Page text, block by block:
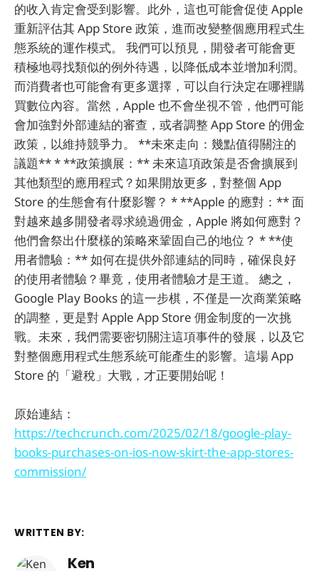
的收入肯定會受到影響。此外，這也可能會促使 Apple
重新評估其 App Store 政策，進而改變整個應用程式生
態系統的運作模式。 我們可以預見，開發者可能會更
積極地尋找類似的例外待遇，以降低成本並增加利潤。
而消費者也可能會有更多選擇，可以自行決定在哪裡購
買數位內容。當然，Apple 也不會坐視不管，他們可能
會加強對外部連結的審查，或者調整 App Store 的佣金
政策，以維持競爭力。 **未來走向：幾點值得關注的
議題** * **政策擴展：** 未來這項政策是否會擴展到
其他類型的應用程式？如果開放更多，對整個 App
Store 的生態會有什麼影響？ * **Apple 的應對：** 面
對越來越多開發者尋求繞過佣金，Apple 將如何應對？
他們會祭出什麼樣的策略來鞏固自己的地位？ * **使
用者體驗：** 如何在提供外部連結的同時，確保良好
的使用者體驗？畢竟，使用者體驗才是王道。 總之，
Google Play Books 的這一步棋，不僅是一次商業策略
的調整，更是對 Apple App Store 佣金制度的一次挑
戰。未來，我們需要密切關注這項事件的發展，以及它
對整個應用程式生態系統可能產生的影響。這場 App
Store 的「避稅」大戰，才正要開始呢！
原始連結：
https://techcrunch.com/2025/02/18/google-play-
books-purchases-on-ios-now-skirt-the-app-stores-
commission/
WRITTEN BY:
Ken